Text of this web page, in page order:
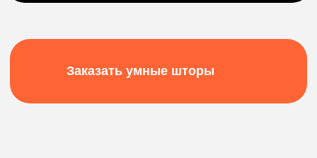
Просыпайтесь
без будильника
таймеру. И встречайте новый день
спокойно